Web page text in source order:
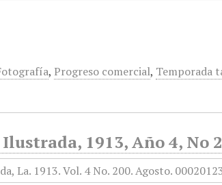
, Progreso comercial, Temporada
1913, Año 4, No